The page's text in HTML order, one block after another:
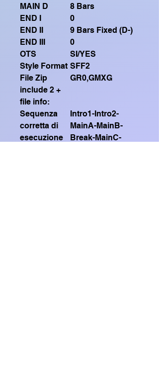
MAIN D
8 Bars
END I
0
END II
9 Bars Fixed (D-)
END III
0
OTS
SI/YES
Style Format SFF2
File Zip
include 2 +
file info:
GR0,GMXG
Sequenza
corretta di
esecuzione
Intro1-Intro2-
MainA-MainB-
Break-MainC-